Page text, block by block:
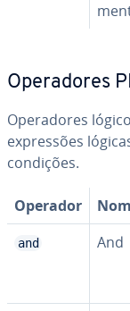
Ope­ra­do­res
Ope­ra­do­res
ex­pres­sões
condições.
Operador
and And